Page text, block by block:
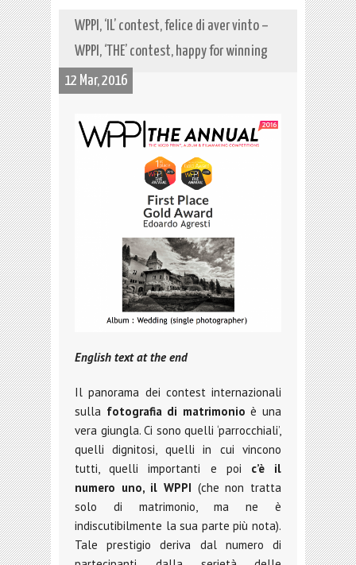
WPPI, ‘IL’ contest, felice di aver vinto –
WPPI, ‘THE’ contest, happy for winning
12 Mar, 2016
English text at the end
Il panorama dei contest internazionali
sulla fotografia di matrimonio è una
vera giungla. Ci sono quelli ‘parrocchiali’,
quelli dignitosi, quelli in cui vincono
tutti, quelli importanti e poi c’è il
numero uno, il WPPI (che non tratta
solo di matrimonio, ma ne è
indiscutibilmente la sua parte più nota).
Tale prestigio deriva dal numero di